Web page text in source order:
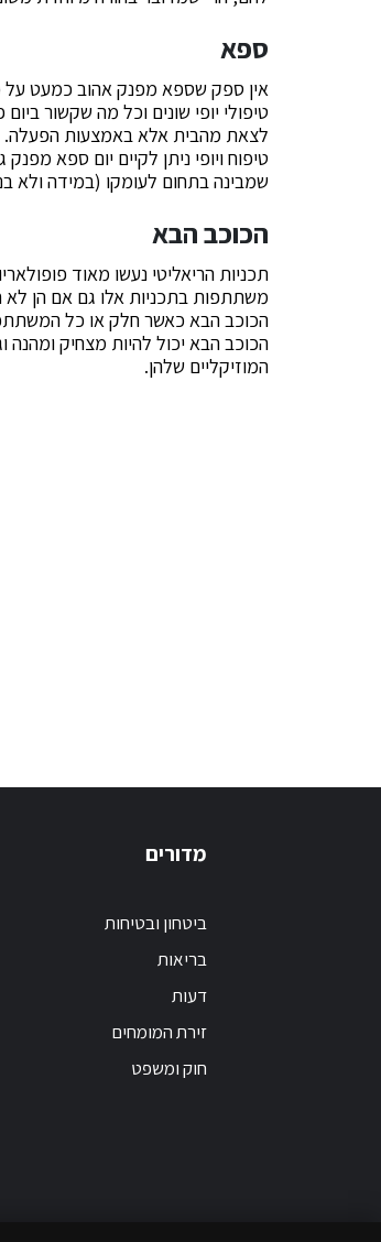
ספא
אין ספק שספא מפנק אהוב כמעט על
טיפולי יופי שונים וכל מה שקשור
לצאת מהבית אלא באמצעות הפעלה.
טיפוח ויופי ניתן לקיים יום ספא
שמבינה בתחום לעומקו (במידה ולא
הכוכב הבא
תכניות הריאליטי נעשו מאוד
משתתפות בתכניות אלו גם אם הן לא
הכוכב הבא כאשר חלק או כל
הכוכב הבא יכול להיות מצחיק ומהנה
המוזיקליים שלהן.
מדורים
ביטחון ובטיחות
בריאות
דעות
זירת המומחים
חוק ומשפט